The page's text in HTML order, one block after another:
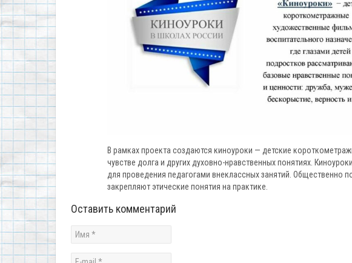
В рамках проекта создаются киноуроки — детские
чувстве долга и других духовно-нравственных понятиях.
для проведения педагогами внеклассных занятий. Общественно
закрепляют этические понятия на практике.
Оставить комментарий